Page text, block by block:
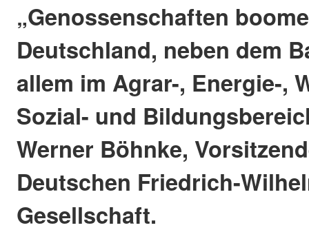
„Genossenschaften
Deutschland, neben dem
allem im Agrar-, Energie-,
Sozial- und
Werner Böhnke,
Deutschen Friedrich-
Gesellschaft.